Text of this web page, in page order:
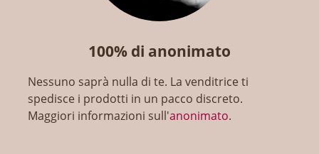
100% di anonimato
Nessuno saprà nulla di te. La venditrice ti
spedisce i prodotti in un pacco discreto.
Maggiori informazioni sull'anonimato.